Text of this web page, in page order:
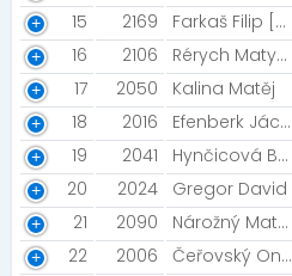
15
2169 Farkaš Filip [Rohozec Amix team]
16
2106 Rérych Matyáš
17
2050 Kalina Matěj
18
2016 Efenberk Jáchym [Wikov TOTR cycling team]
19
2041 Hynčicová Bára [ZFP ]
20
2024 Gregor David
21
2090 Nárožný Matěj [:)]
22
2006 Čeřovský Ondřej